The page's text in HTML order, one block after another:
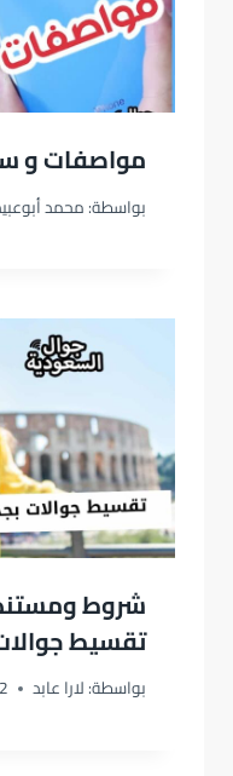
مواصفات و
بواسطة:محمد
شروط
تقسيط
بواسطة:لارا عابد